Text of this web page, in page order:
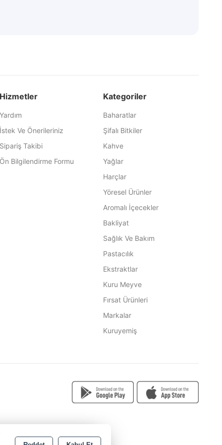
Hizmetler
Yardım
İstek Ve Önerileriniz
Sipariş Takibi
Ön Bilgilendirme Formu
Kategoriler
Baharatlar
Şifalı Bitkiler
Kahve
Yağlar
Harçlar
Yöresel Ürünler
Aromalı İçecekler
Bakliyat
Sağlık Ve Bakım
Pastacılık
Ekstraktlar
Kuru Meyve
Fırsat Ürünleri
Markalar
Kuruyemiş